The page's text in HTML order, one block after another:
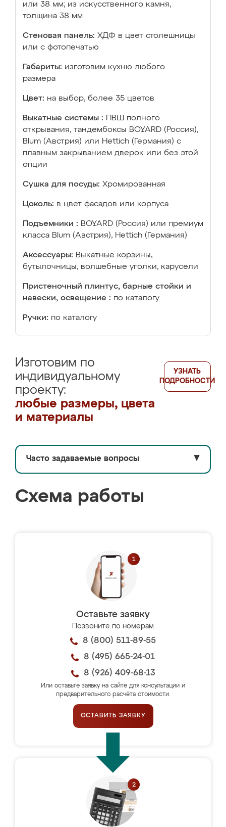
или 38 мм; из искусственного камня,
толщина 38 мм
Стеновая панель: ХДФ в цвет столешницы
или с фотопечатью
Габариты: изготовим кухню любого
размера
Цвет: на выбор, более 35 цветов
Выкатные системы :
ПВШ полного
открывания, тандембоксы BOYARD (Россия),
Blum (Австрия) или Hettich (Германия) с
плавным закрыванием дверок или без этой
опции
Сушка для посуды: Хромированная
Цоколь: в цвет фасадов или корпуса
Подъемники : BOYARD (Россия) или премиум
класса Blum (Австрия), Hettich (Германия)
Аксессуары: Выкатные корзины,
бутылочницы, волшебные уголки, карусели
Пристеночный плинтус, барные стойки и
навески, освещение : по каталогу
Ручки: по каталогу
Изготовим по
индивидуальному
проекту:
любые размеры, цвета
и материалы
УЗНАТЬ
ПОДРОБНОСТИ
Часто задаваемые вопросы ▼
Схема работы
Оставьте заявку
Позвоните по номерам
8 (800) 511-89-55
8 (495) 665-24-01
8 (926) 409-68-13
Или оставьте заявку на сайте для консультации и
предварительного расчёта стоимости.
ОСТАВИТЬ ЗАЯВКУ